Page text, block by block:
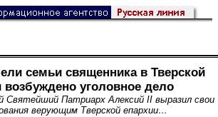
семьи священника в Тверской
возбуждено уголовное дело
Святейший Патриарх Алексий II выразил свои
верующим Тверской епархии…